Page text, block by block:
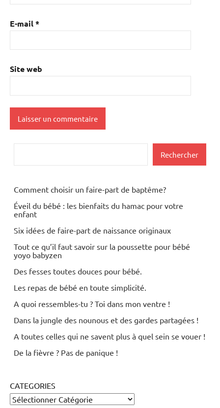
E-mail*
Site web
Rechercher
Comment choisir un faire-part de baptême?
Éveil du bébé : les bienfaits du hamac pour votre
enfant
Six idées de faire-part de naissance originaux
Tout ce qu’il faut savoir sur la poussette pour bébé
yoyo babyzen
Des fesses toutes douces pour bébé.
Les repas de bébé en toute simplicité.
A quoi ressembles-tu ? Toi dans mon ventre !
Dans la jungle des nounous et des gardes partagées !
A toutes celles qui ne savent plus à quel sein se vouer !
De la fièvre ? Pas de panique !
CATEGORIES